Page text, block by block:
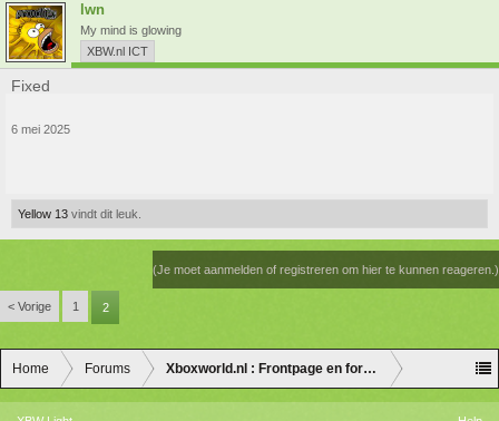
lwn
My mind is glowing
XBW.nl ICT
Fixed
6 mei 2025
Yellow 13 vindt dit leuk.
(Je moet aanmelden of registreren om hier te kunnen reageren.)
< Vorige 1 2
Home Forums Xboxworld.nl : Frontpage en forum discussie